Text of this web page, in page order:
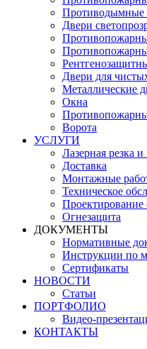
Противодымные
Двери
Двери для
Металлические
Окна
Ворота
УСЛУГИ
Лазерная резка
Доставка
Монтажные
Техническое
Проектирование
Огнезащита
ДОКУМЕНТЫ
Нормативные
Инструкции по
Сертификаты
НОВОСТИ
Статьи
ПОРТФОЛИО
Видео-
КОНТАКТЫ